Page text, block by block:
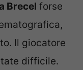
Brecel forse
Il giocatore
difficile.